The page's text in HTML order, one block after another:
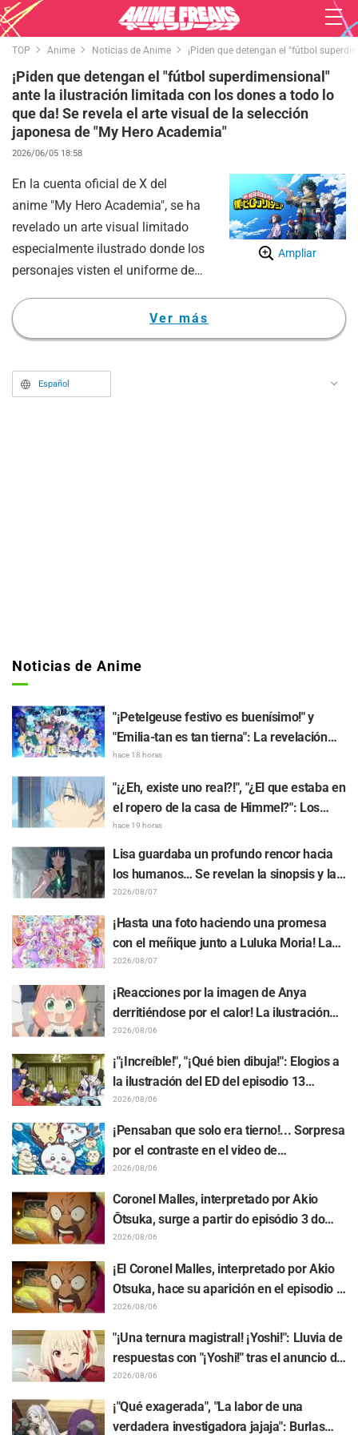
TOP Anime Noticias de Anime ¡Piden que detengan el "fútbol
¡Piden que detengan el "fútbol superdimensional"
ante la ilustración limitada con los dones a todo lo
que da! Se revela el arte visual de la selección
japonesa de "My Hero Academia"
2026/06/05 18:58
Ampliar
En la cuenta oficial de X del
anime "My Hero Academia", se ha
revelado un arte visual limitado
especialmente ilustrado donde los
personajes visten el uniforme de
cual ha causado un gran revuelo.
Ver más
Español
Noticias de Anime
"¡Petelgeuse festivo es buenísimo!" y
"Emilia-tan es tan tierna": La revelación
del arte visual del evento del 10.º
Life in Another World-" genera gran
entusiasmo
hace 18 horas
"¡¿Eh, existe uno real?!", "¿El que estaba en
el ropero de la casa de Himmel?": Los
fans quedan perplejos ante la revelación
del "Cuerno del Dragón Oscuro" que
apareció en el episodio 1 de "Frieren: Más
allá del final del viaje"
hace 19 horas
Lisa guardaba un profundo rencor hacia
los humanos… Se revelan la sinopsis y las
primeras imágenes del episodio 6 del
anime “Goodbye, Lara”
2026/08/07
¡Hasta una foto haciendo una promesa
con el meñique junto a Luluka Moria! La
publicación de Nao Tōyama, la actriz de
voz de "Star Detective Precure!", al asistir
al Dream Stage genera repercusión con
comentarios como "¡Es una doble Arcana!"
2026/08/07
¡Reacciones por la imagen de Anya
derritiéndose por el calor! La ilustración
promocional de "SPY x FAMILY" provoca
comentarios como: "Anya se está
derritiendo"
2026/08/06
¡"¡Increíble!", "¡Qué bien dibuja!": Elogios a
la ilustración del ED del episodio 13
realizada por Asaki Yuikawa, actriz de voz
del protagonista de "The Elusive Samurai"
2026/08/06
¡Pensaban que solo era tierno!... Sorpresa
por el contraste en el video de
preparación previa al estreno de la
película de "Chiikawa": "Es más crudo de
lo imaginado", "Hablan puro de trabajo"
2026/08/06
Coronel Malles, interpretado por Akio
Ōtsuka, surge a partir do episódio 3 do
anime de TV "The Ghost in the Shell"!
Comentário do elenco e arte final são
revelados
2026/08/06
¡El Coronel Malles, interpretado por Akio
Otsuka, hace su aparición en el episodio 3
del anime de TV "The Ghost in the Shell"!
Revelan comentarios del elenco y la
tarjeta final (endcard)
2026/08/06
"¡Una ternura magistral! ¡Yoshi!": Lluvia de
respuestas con "¡Yoshi!" tras el anuncio de
la colaboración entre "Lycoris Recoil" y
2026/08/06
¡"Qué exagerada", "La labor de una
verdadera investigadora jajaja": Burlas